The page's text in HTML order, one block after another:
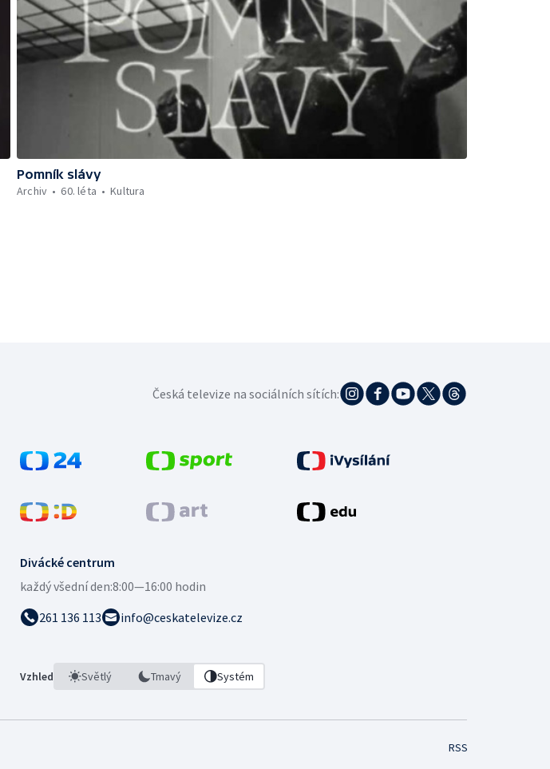
Pomník slávy
Archiv
60. léta Kultura
Divácké centrum
každý všední den:8:00—16:00 hodin
261 136 113
info@ceskatelevize.cz
Vzhled Světlý Tmavý Systém
Česká televize na sociálních sítích:
RSS